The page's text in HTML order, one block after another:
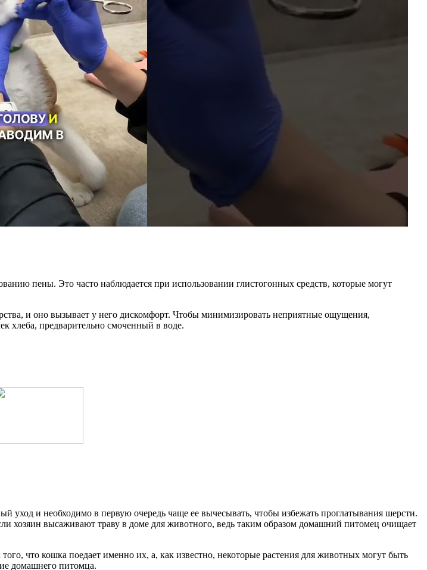
пены. Это часто наблюдается при использовании глистогонных средств, которые могут
и оно вызывает у него дискомфорт. Чтобы минимизировать неприятные ощущения,
хлеба, предварительно смоченный в воде.
уход и необходимо в первую очередь чаще ее вычесывать, чтобы избежать проглатывания шерсти.
хозяин высаживают траву в доме для животного, ведь таким образом домашний питомец очищает
что кошка поедает именно их, а, как известно, некоторые растения для животных могут быть
домашнего питомца.